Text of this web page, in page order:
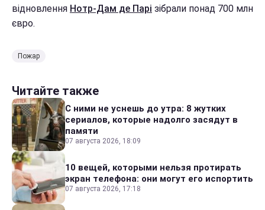
відновлення Нотр-Дам де Парі зібрали понад 700 млн
євро.
Пожар
Читайте также
С ними не уснешь до утра: 8 жутких
сериалов, которые надолго засядут в
памяти
07 августа 2026, 18:09
10 вещей, которыми нельзя протирать
экран телефона: они могут его испортить
07 августа 2026, 17:18